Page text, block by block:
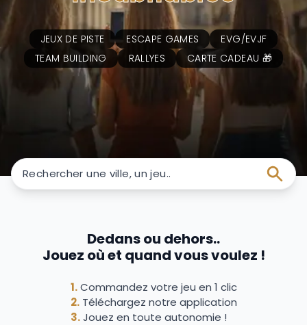
JEUX DE PISTE ESCAPE GAMES
EVG/EVJF
TEAM BUILDING
RALLYES CARTE CADEAU 🎁
Rechercher une ville, un jeu..
Dedans ou dehors..
Jouez où et quand vous voulez !
1.Commandez votre jeu en 1 clic
2.Téléchargez notre application
3.Jouez en toute autonomie !